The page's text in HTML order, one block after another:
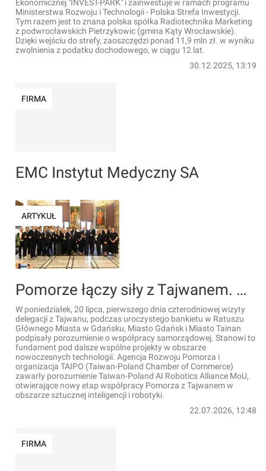
Ekonomicznej "INVEST-PARK" i zainwestuje w ramach programu
Ministerstwa Rozwoju i Technologii - Polska Strefa Inwestycji.
Tym razem jest to znana polska spółka Radiotechnika Marketing
z podwrocławskich Pietrzykowic (gmina Kąty Wrocławskie).
Dzięki wejściu do strefy, zaoszczędzi ponad 11,9 mln zł. w wyniku
zwolnienia z podatku dochodowego, w ciągu 12 lat.
30.12.2025, 13:19
FIRMA
EMC Instytut Medyczny SA
ARTYKUŁ
Pomorze łączy siły z Tajwanem. Gdańsk i Tainan podpisują historyczne porozumienie o współpracy ws. AI i robotyki
W poniedziałek, 20 lipca, pierwszego dnia czterodniowej wizyty
delegacji z Tajwanu, podczas uroczystego bankietu w Ratuszu
Głównego Miasta w Gdańsku, Miasto Gdańsk i Miasto Tainan
podpisały porozumienie o współpracy samorządowej. Stanowi to
fundament pod dalsze wspólne projekty w obszarze
nowoczesnych technologii. Agencja Rozwoju Pomorza i
organizacja TAIPO (Taiwan-Poland Chamber of Commerce)
zawarły porozumienie Taiwan-Poland AI Robotics Alliance MoU,
otwierające nowy etap współpracy Pomorza z Tajwanem w
obszarze sztucznej inteligencji i robotyki.
22.07.2026, 12:48
FIRMA